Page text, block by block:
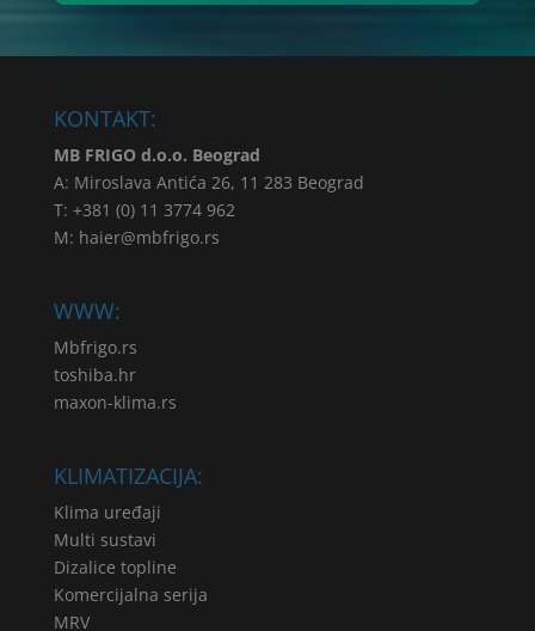
KONTAKT:
MB FRIGO d.o.o. Beograd
A: Miroslava Antića 26, 11 283 Beograd
T: +381 (0) 11 3774 962
M: haier@mbfrigo.rs
WWW:
Mbfrigo.rs
toshiba.hr
maxon-klima.rs
KLIMATIZACIJA:
Klima uređaji
Multi sustavi
Dizalice topline
Komercijalna serija
MRV